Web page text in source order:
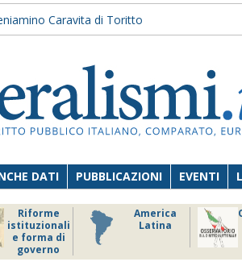
Caravita di Toritto
DATI PUBBLICAZIONI EVENTI
Riforme
istituzionali
e forma di
governo
America
Latina